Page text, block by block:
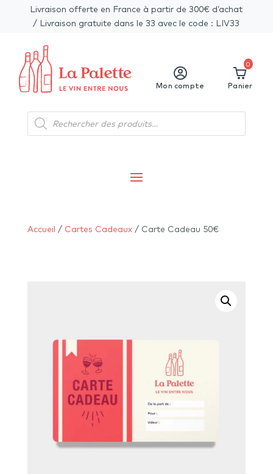
Livraison offerte en France à partir de 300€ d’achat
/ Livraison gratuite dans le 33 avec le code : LIV33
Mon compte Panier
0
Recherche
de
produits
Accueil / Cartes Cadeaux/ Carte Cadeau 50€